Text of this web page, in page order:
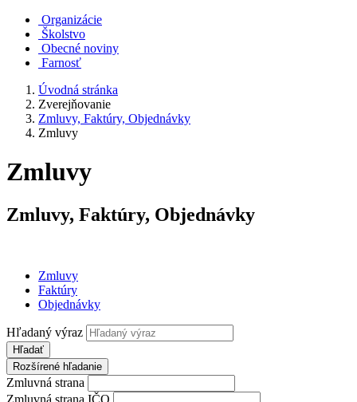
Organizácie
Školstvo
Obecné noviny
Farnosť
Úvodná stránka
Zverejňovanie
Zmluvy, Faktúry, Objednávky
Zmluvy
Zmluvy
Zmluvy, Faktúry, Objednávky
Zmluvy
Faktúry
Objednávky
Hľadaný výraz
Hľadať
Rozšírené hľadanie
Zmluvná strana
Zmluvná strana IČO